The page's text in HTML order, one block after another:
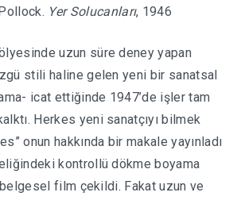
Yer Solucanları, 1946
uzun süre deney yapan
stili haline gelen yeni bir sanatsal
icat ettiğinde 1947’de işler tam
Herkes yeni sanatçıyı bilmek
onun hakkında bir makale yayınladı
kontrollü dökme boyama
film çekildi. Fakat uzun ve